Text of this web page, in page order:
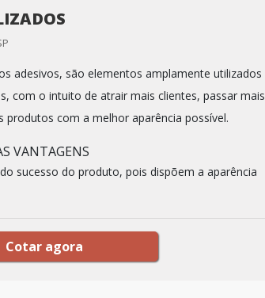
adesivos, são elementos amplamente utilizados
com o intuito de atrair mais clientes, passar mais
produtos com a melhor aparência possível.
VANTAGENS
sucesso do produto, pois dispõem a aparência
Cotar agora